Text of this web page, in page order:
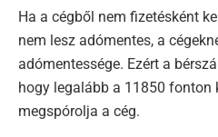
Ha a cégből nem fizetésként
nem lesz adómentes, a
adómentessége. Ezért a
hogy legalább a 11850 fonton
megspórolja a cég.